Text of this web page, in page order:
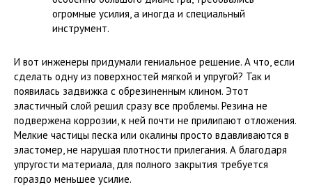
огромные усилия, а иногда и специальный
инструмент.
И вот инженеры придумали гениальное решение. А что, если
сделать одну из поверхностей мягкой и упругой? Так и
появилась задвижка с обрезиненным клином. Этот
эластичный слой решил сразу все проблемы. Резина не
подвержена коррозии, к ней почти не прилипают отложения.
Мелкие частицы песка или окалины просто вдавливаются в
эластомер, не нарушая плотности прилегания. А благодаря
упругости материала, для полного закрытия требуется
гораздо меньшее усилие.